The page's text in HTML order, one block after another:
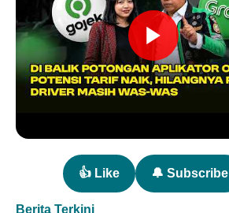
👍 Like 🔔 Subscribe
Berita Terkini